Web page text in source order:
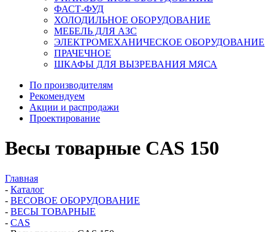
ФАСТ-ФУД
ХОЛОДИЛЬНОЕ ОБОРУДОВАНИЕ
МЕБЕЛЬ ДЛЯ АЗС
ЭЛЕКТРОМЕХАНИЧЕСКОЕ ОБОРУДОВАНИЕ
ПРАЧЕЧНОЕ
ШКАФЫ ДЛЯ ВЫЗРЕВАНИЯ МЯСА
По производителям
Рекомендуем
Акции и распродажи
Проектирование
Весы товарные CAS 150
Главная
- Каталог
- ВЕСОВОЕ ОБОРУДОВАНИЕ
- ВЕСЫ ТОВАРНЫЕ
- CAS